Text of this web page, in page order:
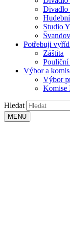
Divadlo
Studio
Potřebuji
Záštita
Pouliční
Výbor a
Výbor
Komise
Hledat
MENU